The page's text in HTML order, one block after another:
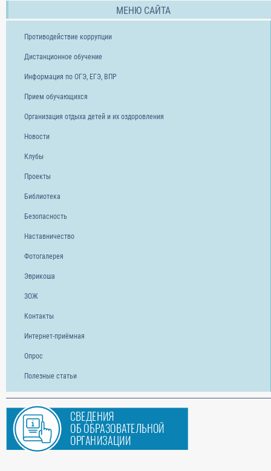
МЕНЮ САЙТА
Противодействие коррупции
Дистанционное обучение
Информация по ОГЭ, ЕГЭ, ВПР
Прием обучающихся
Организация отдыха детей и их оздоровления
Новости
Клубы
Проекты
Библиотека
Безопасность
Наставничество
Фотогалерея
Эврикоша
ЗОЖ
Контакты
Интернет-приёмная
Опрос
Полезные статьи